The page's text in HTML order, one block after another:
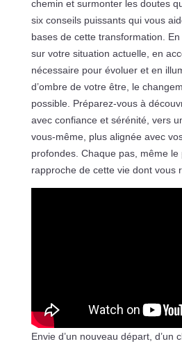
chemin et surmonter les doutes
six conseils puissants qui vous
bases de cette transformation.
sur votre situation actuelle, en
nécessaire pour évoluer et en
d’ombre de votre être, le
possible. Préparez-vous à
avec confiance et sérénité, vers
vous-même, plus alignée avec
profondes. Chaque pas, même le
rapproche de cette vie dont vous
Envie d’un nouveau départ, d’un